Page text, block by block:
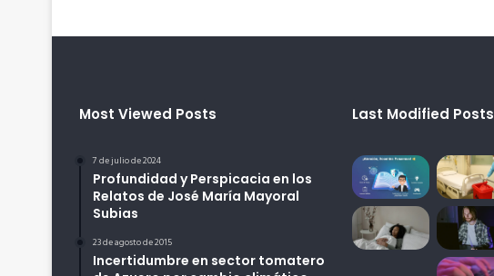
Most Viewed Posts
7 de julio de 2024
Profundidad y Perspicacia en los
Relatos de José María Mayoral
Subias
23 de agosto de 2015
Incertidumbre en sector tomatero
Last Modified Posts